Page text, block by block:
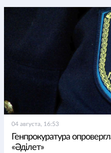
04 августа, 16:53
Генпрокуратура
«Әділет»